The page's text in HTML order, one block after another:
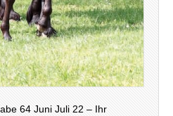
64 Juni Juli 22 – Ihr